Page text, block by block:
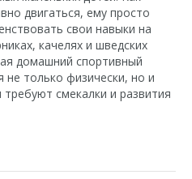
двигаться, ему просто
свои навыки на
качелях и шведских
домашний спортивный
не только физически, но и
смекалки и развития